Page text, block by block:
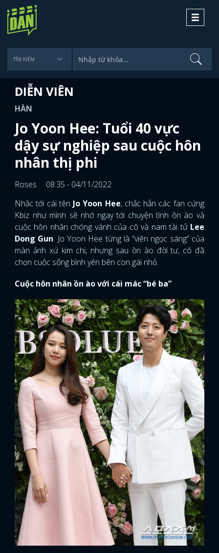
Toggle
DIỄN VIÊN
HÀN
Jo Yoon Hee: Tuổi 40 vực
dậy sự nghiệp sau cuộc hôn
nhân thị phi
Roses
08:35 - 04/11/2022
Nhắc tới cái tên Jo Yoon Hee, chắc hẳn các fan cứng
Kbiz như mình sẽ nhớ ngay tới chuyện tình ồn ào và
cuộc hôn nhân chóng vánh của cô và nam tài tử Lee
Dong Gun. Jo Yoon Hee từng là “viên ngọc sáng” của
màn ảnh xứ kim chi, nhưng sau ồn ào đời tư, cô đã
chọn cuộc sống bình yên bên con gái nhỏ.
Cuộc hôn nhân ồn ào với cái mác “bé ba”